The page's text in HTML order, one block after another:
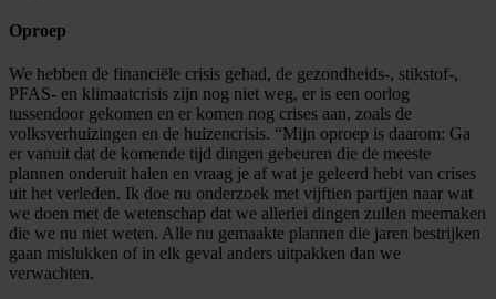
Oproep
We hebben de financiële crisis gehad, de gezondheids-, stikstof-,
PFAS- en klimaatcrisis zijn nog niet weg, er is een oorlog
tussendoor gekomen en er komen nog crises aan, zoals de
volksverhuizingen en de huizencrisis. “Mijn oproep is daarom: Ga
er vanuit dat de komende tijd dingen gebeuren die de meeste
plannen onderuit halen en vraag je af wat je geleerd hebt van crises
uit het verleden. Ik doe nu onderzoek met vijftien partijen naar wat
we doen met de wetenschap dat we allerlei dingen zullen meemaken
die we nu niet weten. Alle nu gemaakte plannen die jaren bestrijken
gaan mislukken of in elk geval anders uitpakken dan we
verwachten.